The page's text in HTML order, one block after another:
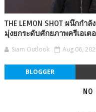
THE LEMON SHOT ผนึกกำลั
มุ่งยกระดับศักยภาพครีเอเต
Siam Outlook Aug 06,
BLOGGER